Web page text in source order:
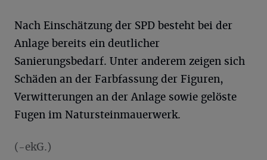
Nach Einschätzung der SPD besteht bei der
Anlage bereits ein deutlicher
Sanierungsbedarf. Unter anderem zeigen sich
Schäden an der Farbfassung der Figuren,
Verwitterungen an der Anlage sowie gelöste
Fugen im Natursteinmauerwerk.
(-ekG.)